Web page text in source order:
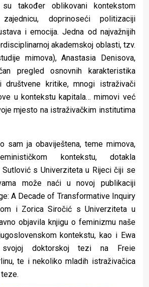
također oblikovani kontekstom
doprinoseći politizaciji
i emocija. Jedna od najvažnijih
akademskoj oblasti, tzv.
mimova), Anastasia Denisova,
pregled osnovnih karakteristika
društvene kritike, mnogi istraživači
u kontekstu kapitala… mimovi već
mjesto na istraživačkim institutima
sam ja obaviještena, teme mimova,
kontekstu, dotakla
Sutlović s Univerziteta u Rijeci čiji se
može naći u novoj publikaciji
A Decade of Transformative Inquiry
i Zorica Siročić s Univerziteta u
objavila knjigu o feminizmu naše
kontekstu, kao i Ewa
svojoj doktorskoj tezi na Freie
te i nekoliko mladih istraživačica